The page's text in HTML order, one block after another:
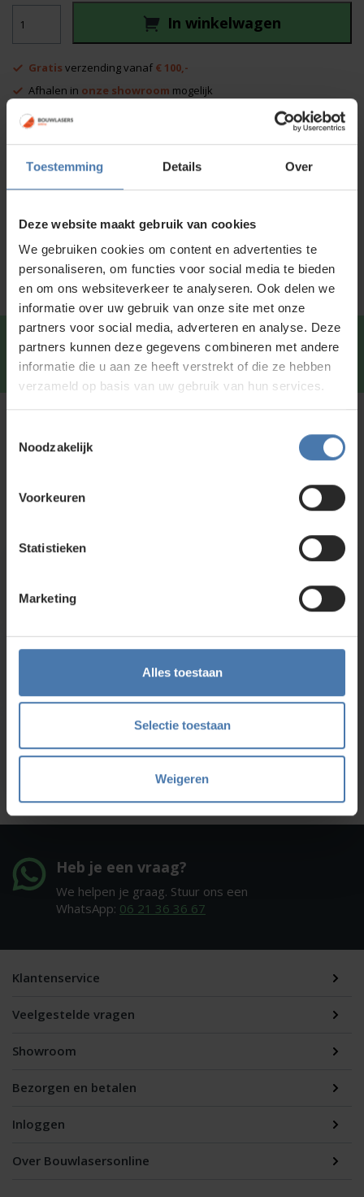
Toestemming Details Over
Deze website maakt gebruik van cookies
We gebruiken cookies om content en advertenties te
personaliseren, om functies voor social media te bieden
en om ons websiteverkeer te analyseren. Ook delen we
informatie over uw gebruik van onze site met onze
partners voor social media, adverteren en analyse. Deze
partners kunnen deze gegevens combineren met andere
informatie die u aan ze heeft verstrekt of die ze hebben
verzameld op basis van uw gebruik van hun services.
Noodzakelijk
Voorkeuren
Statistieken
Marketing
Alles toestaan
Selectie toestaan
Weigeren
Fennel
Lader
aantal
In winkelwagen
Gratis verzending vanaf € 100,-
Afhalen in onze showroom mogelijk
Voor 15:00 besteld is
Productinformatie
Snel en direct contact?We beantwoorden je vragen
graag viaWhatsapp.
Neem contact met ons op of of bezoek onze showroom in
ons assortiment aan
, meetinstrumenten en
accessoires.
Onze showroom
Heb je een vraag?
We helpen je graag. Stuur ons een
WhatsApp: 06 21 36 36 67
Klantenservice
Veelgestelde vragen
Showroom
Bezorgen en betalen
Inloggen
Over Bouwlasersonline